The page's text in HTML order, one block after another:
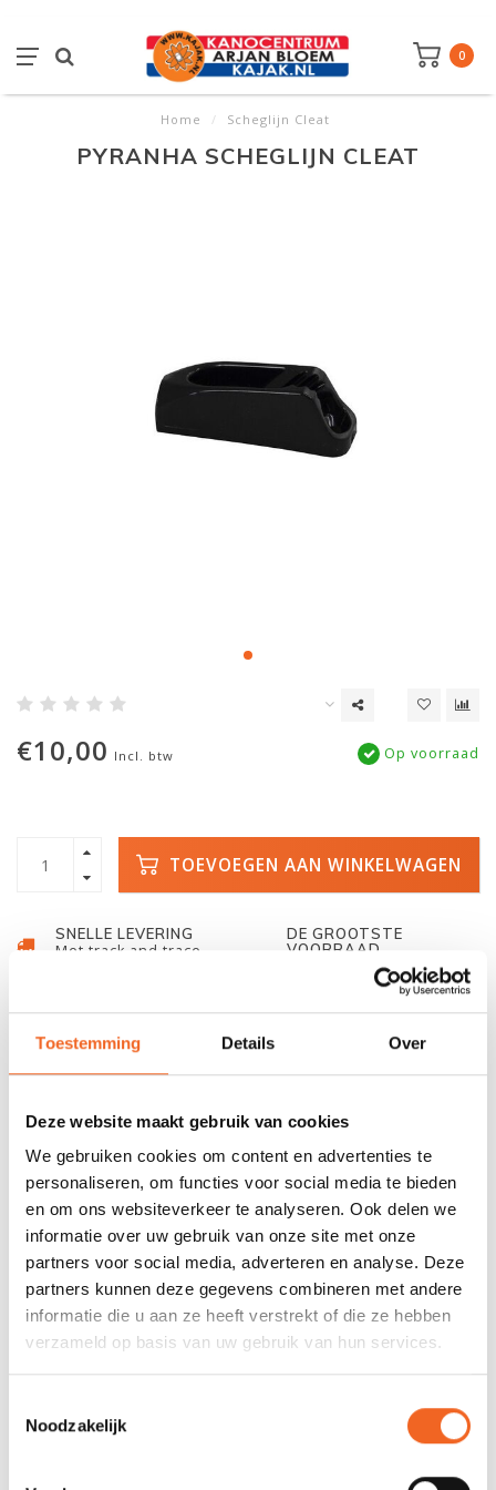
Toestemming Details Over
Deze website maakt gebruik van cookies
We gebruiken cookies om content en advertenties te
personaliseren, om functies voor social media te bieden
en om ons websiteverkeer te analyseren. Ook delen we
informatie over uw gebruik van onze site met onze
partners voor social media, adverteren en analyse. Deze
partners kunnen deze gegevens combineren met andere
informatie die u aan ze heeft verstrekt of die ze hebben
verzameld op basis van uw gebruik van hun services.
Noodzakelijk
0
Home / Scheglijn Cleat
PYRANHA SCHEGLIJN CLEAT
€10,00 Incl. btw Op voorraad
TOEVOEGEN AAN WINKELWAGEN
SNELLE LEVERING
Met track and trace
DE GROOTSTE
VOORRAAD
Duizenden kano's op
678 GOOGLE REVIEWS
Beoordeling 4,8/5
sterren
PROEFVAART
Bij onze showroom
INFORMATIE
De Pyranha Cleat is het bevestigingspunt voor het bedienen van
de scheglijn. Inclusief bevestigingsmateriaal.
REVIEWS